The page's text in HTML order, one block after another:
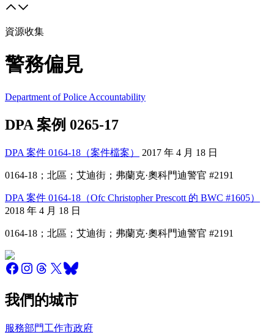
資源收集
警務偏見
Department of Police Accountability
DPA 案例 0265-17
DPA 案件 0164-18（案件檔案） 2017 年 4 月 18 日
0164-18；北區；艾迪街；弗蘭克·奧科門迪警官 #2191
DPA 案件 0164-18（Ofc Christopher Prescott 的 BWC #1605）
2018 年 4 月 18 日
0164-18；北區；艾迪街；弗蘭克·奧科門迪警官 #2191
我們的城市
服務部門工作市政府